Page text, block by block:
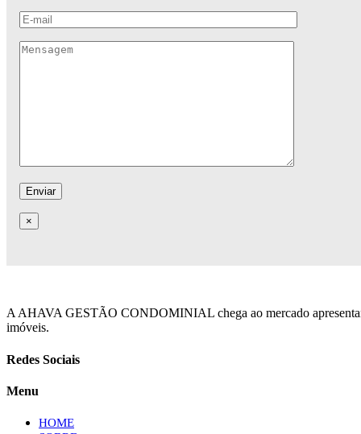
×
A AHAVA GESTÃO CONDOMINIAL chega ao mercado
imóveis.
Redes Sociais
Menu
HOME